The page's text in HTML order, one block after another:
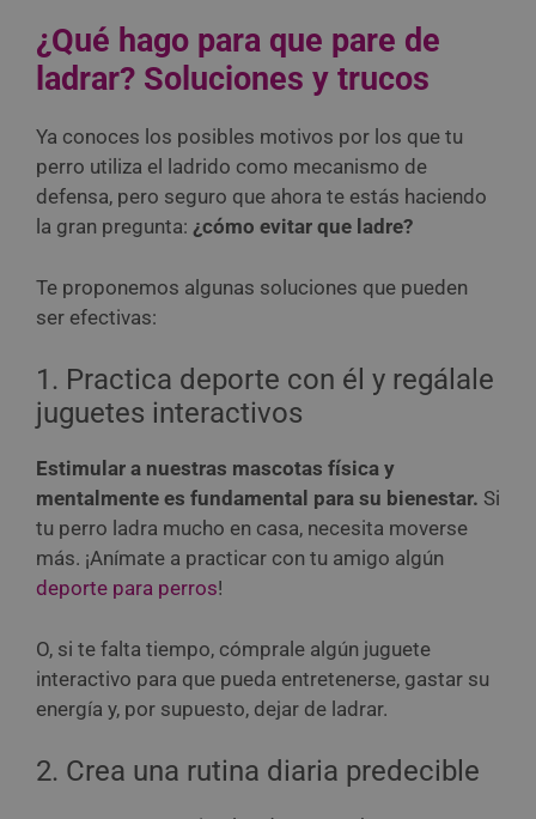
¿Qué hago para que pare de
ladrar? Soluciones y trucos
Ya conoces los posibles motivos por los que tu
perro utiliza el ladrido como mecanismo de
defensa, pero seguro que ahora te estás haciendo
la gran pregunta: ¿cómo evitar que ladre?
Te proponemos algunas soluciones que pueden
ser efectivas:
1. Practica deporte con él y regálale
juguetes interactivos
Estimular a nuestras mascotas física y
mentalmente es fundamental para su bienestar. Si
tu perro ladra mucho en casa, necesita moverse
más. ¡Anímate a practicar con tu amigo algún
deporte para perros!
O, si te falta tiempo, cómprale algún juguete
interactivo para que pueda entretenerse, gastar su
energía y, por supuesto, dejar de ladrar.
2. Crea una rutina diaria predecible